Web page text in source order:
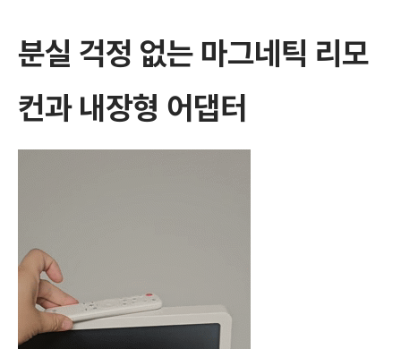
분실 걱정 없는 마그네틱 리모
컨과 내장형 어댑터